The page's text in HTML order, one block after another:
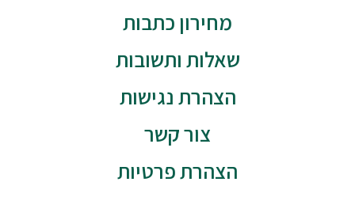
מחירון כתבות
שאלות ותשובות
הצהרת נגישות
צור קשר
הצהרת פרטיות